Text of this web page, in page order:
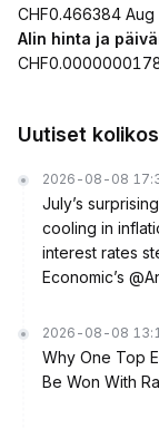
CHF0.466384
Alin hinta ja
Uutiset
2026-08-08
July’s
cooling in
interest rates
Economic’s
2026-08-08
Why One Top
Be Won With